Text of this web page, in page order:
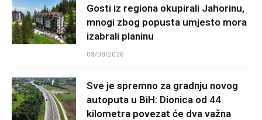
Gosti iz regiona okupirali Jahorinu,
mnogi zbog popusta umjesto mora
izabrali planinu
09/08/2026
Sve je spremno za gradnju novog
autoputa u BiH: Dionica od 44
kilometra povezat će dva važna